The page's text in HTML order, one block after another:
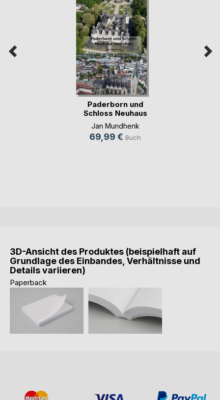
Paderborn und
Schloss Neuhaus
von oben
Jan Mundhenk
69,99 € Buch
3D-Ansicht des Produktes (beispielhaft auf
Grundlage des Einbandes, Verhältnisse und
Details variieren)
Paperback